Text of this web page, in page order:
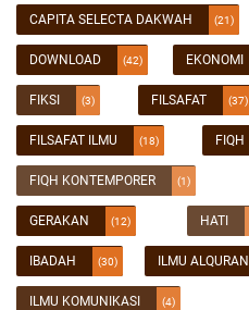
CAPITA SELECTA DAKWAH (21)
DOWNLOAD (42) EKONOMI
FIKSI (3) FILSAFAT (37)
FILSAFAT ILMU (18) FIQH
FIQH KONTEMPORER (1)
GERAKAN (12) HATI
IBADAH (30) ILMU ALQURAN
ILMU KOMUNIKASI (4)